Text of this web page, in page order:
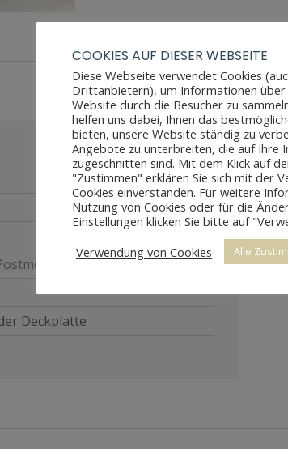
Deckplatte
COOKIES AUF DIESER WEBSEITE
Diese Webseite verwendet Cookies
Drittanbietern), um Informationen
Website durch die Besucher zu
helfen uns dabei, Ihnen das
bieten, unsere Website ständig zu
Angebote zu unterbreiten, die auf Ihre
zugeschnitten sind. Mit dem Klick auf
"Zustimmen" erklären Sie sich mit der
Cookies einverstanden. Für weitere
Nutzung von Cookies oder für die
Einstellungen klicken Sie bitte auf
Verwendung von Cookies
Alle